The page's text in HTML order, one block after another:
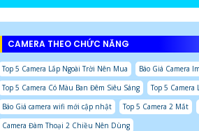
CAMERA THEO CHỨC NĂNG
Top 5 Camera Lắp Ngoài Trời Nên Mua
Báo Giá Camera
Top 5 Camera Có Màu Ban Đêm Siêu Sáng
Top 5 Camera
Báo Giá camera wifi mới cập nhật
Top 5 Camera 2 Mắt
Camera Đàm Thoại 2 Chiều Nên Dùng